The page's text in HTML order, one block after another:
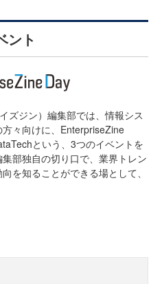
ント
ズジン）編集部では、情報シス
々向けに、EnterpriseZine
という、3つのイベントを
部独自の切り口で、業界トレン
を知ることができる場として、